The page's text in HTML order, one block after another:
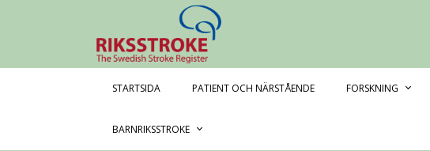
STARTSIDA PATIENT OCH NÄRSTÅENDE FORSKNING
BARNRIKSSTROKE